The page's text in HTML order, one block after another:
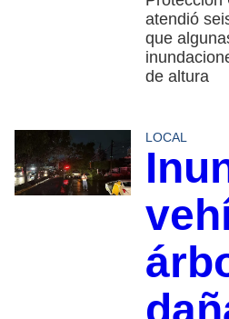
atendió
que
de altura
LOCAL